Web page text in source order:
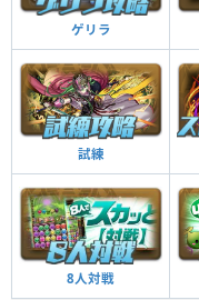
ゲリラ
試練
8人対戦